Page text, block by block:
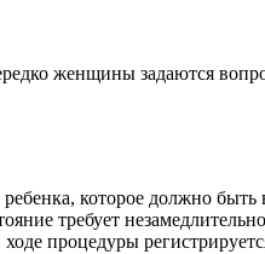
женщины задаются
которое должно
требует
процедуры